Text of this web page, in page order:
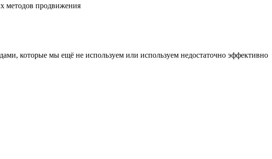
методов продвижения
которые мы ещё не используем или используем недостаточно эффективно